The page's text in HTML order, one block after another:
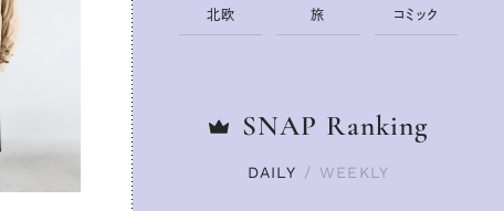
北欧 旅 コ ミ ック
SNAP Ranking
DAILY / WEEKLY
北欧 旅 コ ミ ック
SNAP Ranking
DAILY / WEEKLY